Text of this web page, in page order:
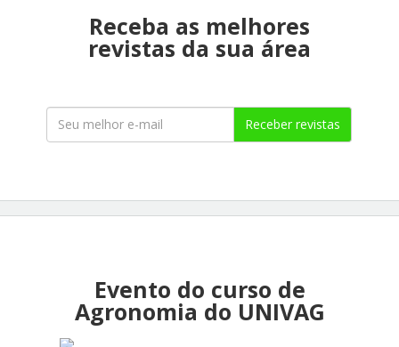
Receba as melhores
revistas da sua área
Receber revistas
Evento do curso de
Agronomia do UNIVAG